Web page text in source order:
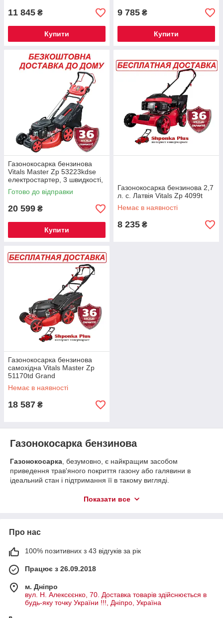
11 845 ₴
Купити
9 785 ₴
Купити
Газонокосарка бензинова
Vitals Master Zp 53223kdsе
електростартер, 3 швидкості,
5,7к.с. самохідна,
БЕЗКОШТОВНА ДОСТАВКА
Готово до відправки
20 599 ₴
Купити
Газонокосарка бензинова 2,7
л. с. Латвія Vitals Zp 4099t
Немає в наявності
8 235 ₴
Газонокосарка бензинова
самохідна Vitals Master Zp
51170td Grand
Немає в наявності
18 587 ₴
Газонокосарка бензинова
Газонокосарка , безумовно, є найкращим засобом
приведення трав'яного покриття газону або галявини в
ідеальний стан і підтримання її в такому вигляді.
дозволяє автоматично витримувати заздалегідь задану
ділянок.
діляться за типом приводу:
Бензинові газонокосарки є повністю автономними
пристроями і з успіхом застосовуються для стрижки трави на
Показати все
Про нас
100% позитивних з 43 відгуків за рік
Працює з 26.09.2018
м. Дніпро
вул. Н. Алексєєнко, 70. Доставка товарів здійснюється в
будь-яку точку України !!!, Дніпро, Україна